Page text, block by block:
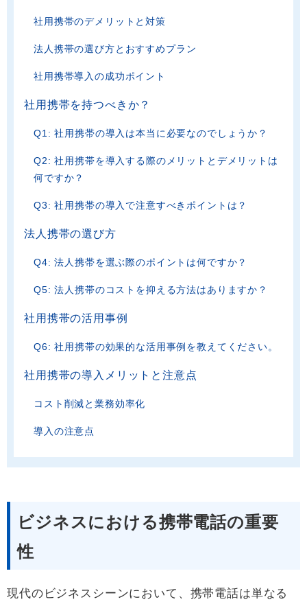
社用携帯のデメリットと対策
法人携帯の選び方とおすすめプラン
社用携帯導入の成功ポイント
社用携帯を持つべきか？
Q1: 社用携帯の導入は本当に必要なのでしょうか？
Q2: 社用携帯を導入する際のメリットとデメリットは
何ですか？
Q3: 社用携帯の導入で注意すべきポイントは？
法人携帯の選び方
Q4: 法人携帯を選ぶ際のポイントは何ですか？
Q5: 法人携帯のコストを抑える方法はありますか？
社用携帯の活用事例
Q6: 社用携帯の効果的な活用事例を教えてください。
社用携帯の導入メリットと注意点
コスト削減と業務効率化
導入の注意点
ビジネスにおける携帯電話の重要
性
現代のビジネスシーンにおいて、携帯電話は単なる